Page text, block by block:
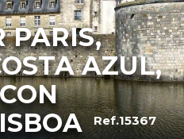
PARIS,
AZUL,
Ref.15367